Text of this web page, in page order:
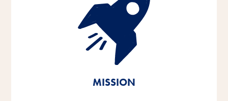
MISSION
Mit Passion und Empathie für die Bedürfnisse der
Heimtiere und ihrer Halter entwickeln, produzieren
und vertreiben wir innovative, qualitativ hochwertige
und bedarfsgerechte Produkte. Durch nachhaltiges
Handeln leisten wir unseren Beitrag zur Erhaltung der
lebenswichtigen natürlichen Ressourcen.